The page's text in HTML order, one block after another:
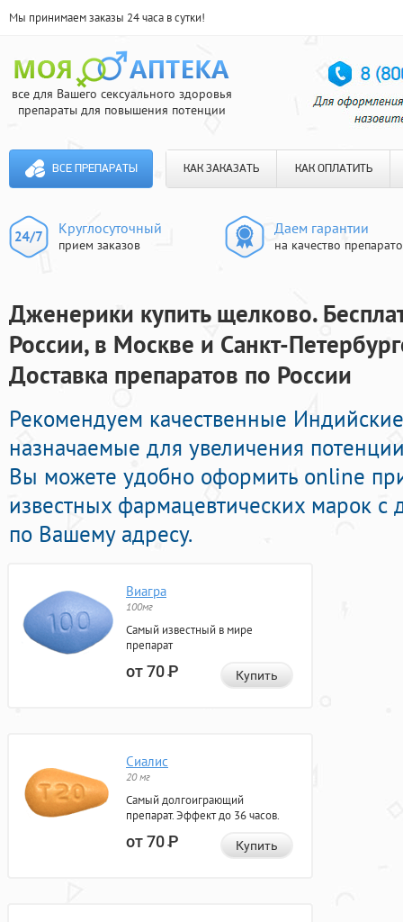
Мы принимаем заказы 24 часа в сутки!
все для Вашего сексуального здоровья
препараты для повышения потенции
ВСЕ ПРЕПАРАТЫ КАК ЗАКАЗАТЬ КАК ОПЛАТИТЬ
Круглосуточный
прием заказов
Даем гарантии
на качество
Дженерики купить щелково.
России, в Москве и Санкт-
Доставка препаратов по России
Рекомендуем качественные
назначаемые для увеличения
Вы можете удобно оформить online
известных фармацевтических марок с
по Вашему адресу.
Виагра
100мг
Самый известный в мире
препарат
от 70Р Купить
Сиалис
20 мг
Самый долгоиграющий
препарат. Эффект до 36 часов.
от 70Р Купить